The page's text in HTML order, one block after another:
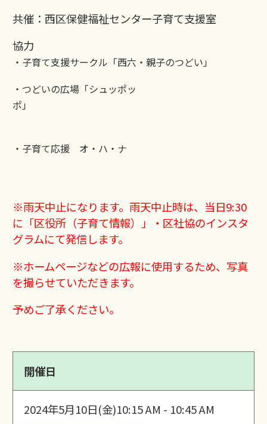
共催：西区保健福祉センター子育て支援室
協力
・子育て支援サークル 「西六・親子のつどい」
・つどいの広場「シュッポッ
ポ」
・子育て応援 オ・ハ・ナ
※雨天中止になります。雨天中止時は、当日9:30
に「区役所（子育て情報）」・区社協のインスタ
グラムにて発信します。
※ホームページなどの広報に使用するため、写真
を撮らせていただきます。
予めご了承ください。
開催日
2024年5月10日(金)10:15 AM - 10:45 AM